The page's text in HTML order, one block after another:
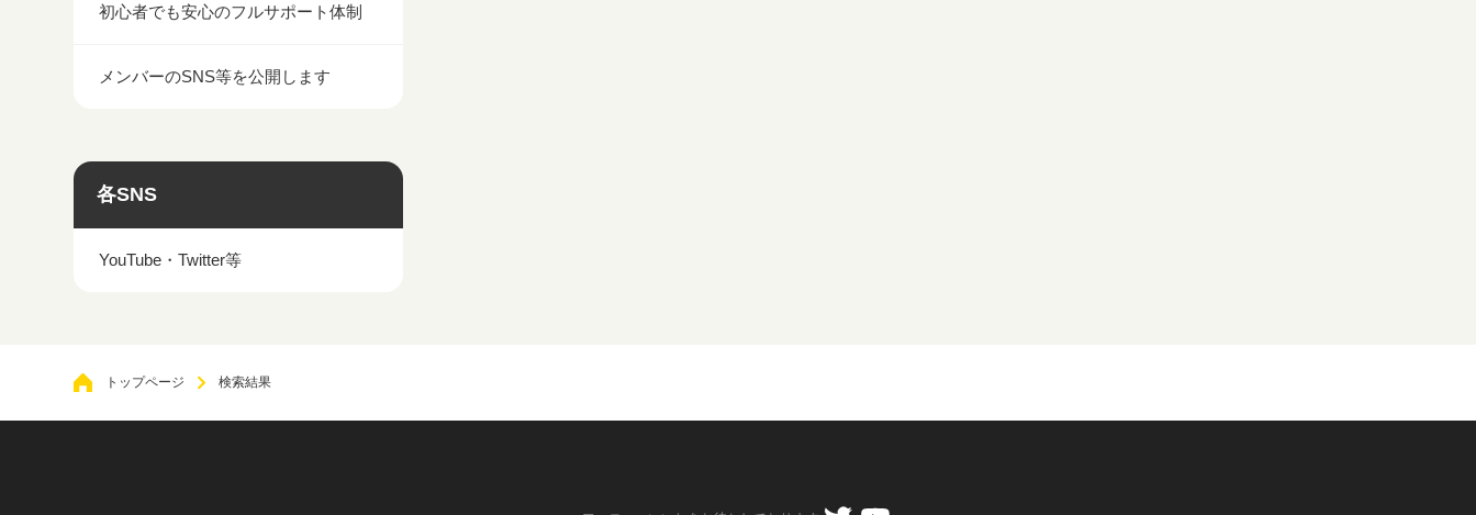
初心者でも安心のフルサポート体制
メンバーのSNS等を公開します
各SNS
YouTube・Twitter等
トップページ 検索結果